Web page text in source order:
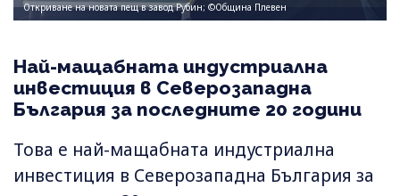
Откриване на новата пещ в завод Рубин; ©Община Плевен
Най-мащабната индустриална
инвестиция в Северозападна
България за последните 20 години
Това е най-мащабната индустриална
инвестиция в Северозападна България за